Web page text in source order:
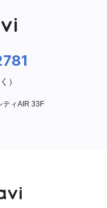
ティAIR 33F